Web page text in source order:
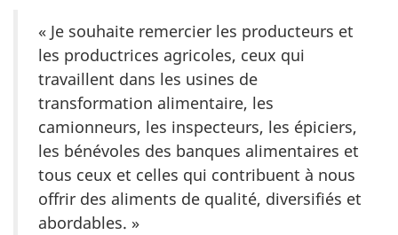
« Je souhaite remercier les producteurs et
les productrices agricoles, ceux qui
travaillent dans les usines de
transformation alimentaire, les
camionneurs, les inspecteurs, les épiciers,
les bénévoles des banques alimentaires et
tous ceux et celles qui contribuent à nous
offrir des aliments de qualité, diversifiés et
abordables. »